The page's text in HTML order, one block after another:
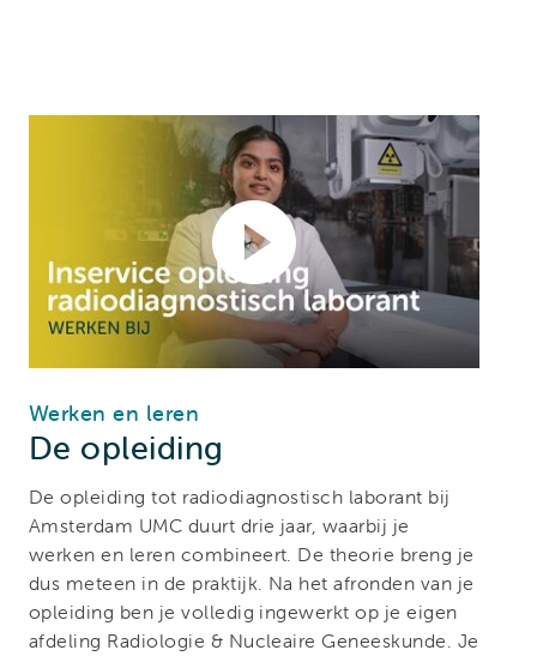
De opleiding
Werken en leren
De opleiding tot radiodiagnostisch laborant bij
Amsterdam UMC duurt drie jaar, waarbij je
werken en leren combineert. De theorie breng je
dus meteen in de praktijk. Na het afronden van je
opleiding ben je volledig ingewerkt op je eigen
afdeling Radiologie & Nucleaire Geneeskunde. Je